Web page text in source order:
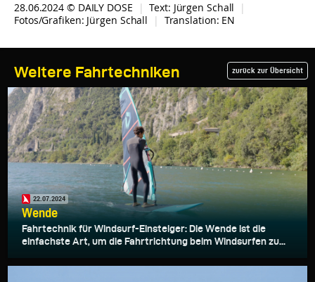
28.06.2024 © DAILY DOSE | Text: Jürgen Schall
|
Fotos/Grafiken: Jürgen Schall | Translation: EN
Weitere Fahrtechniken zurück zur Übersicht
22.07.2024
Wende
Fahrtechnik für Windsurf-Einsteiger: Die Wende ist die
einfachste Art, um die Fahrtrichtung beim Windsurfen zu...